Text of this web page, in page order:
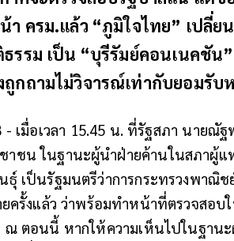
า ครม.แล้ว “ภูมิใจไทย” เปลี่
รรม เป็น “บุรีรัมย์คอนเนคชั
ถูกถามไม่วิจารณ์เท่ากับยอมรับ
- เมื่อเวลา 15.45 น. ที่รัฐสภา นาย
าชน ในฐานะผู้นำฝ่ายค้านในสภาผู้แ
ธุ์ เป็นรัฐมนตรีว่าการกระทรวงพาณิ
ครั้งแล้ว ว่าพร้อมทำหน้าที่ตรวจสอ
ณ ตอนนี้ หากให้ความเห็นไปในฐาน